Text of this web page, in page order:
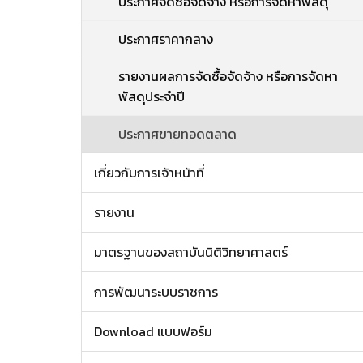
ประกาศราคากลาง
รายงานผลการจัดซื้อจัดจ้าง หรือการจัดหา
พัสดุประจำปี
ประกาศขายทอดตลาด
เกี่ยวกับการเจ้าหน้าที่
รายงาน
มาตรฐานของสถาบันนิติวิทยาศาสตร์
การพัฒนาระบบราชการ
Download แบบฟอร์ม